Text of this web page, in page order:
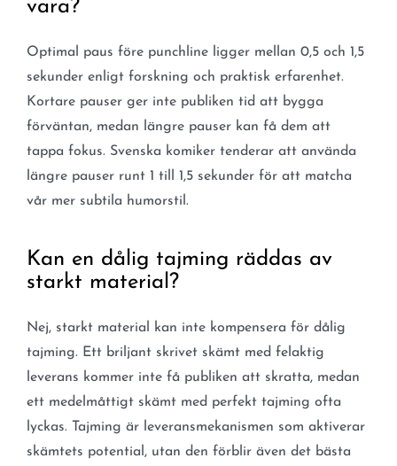
vara?
Optimal paus före punchline ligger mellan 0,5 och 1,5
sekunder enligt forskning och praktisk erfarenhet.
Kortare pauser ger inte publiken tid att bygga
förväntan, medan längre pauser kan få dem att
tappa fokus. Svenska komiker tenderar att använda
längre pauser runt 1 till 1,5 sekunder för att matcha
vår mer subtila humorstil.
Kan en dålig tajming räddas av
starkt material?
Nej, starkt material kan inte kompensera för dålig
tajming. Ett briljant skrivet skämt med felaktig
leverans kommer inte få publiken att skratta, medan
ett medelmåttigt skämt med perfekt tajming ofta
lyckas. Tajming är leveransmekanismen som aktiverar
skämtets potential, utan den förblir även det bästa